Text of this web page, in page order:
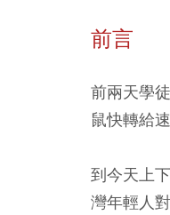
前言
前兩天學
鼠快轉給
到今天上
灣年輕人